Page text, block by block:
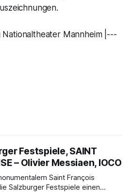
Mannheim |---
Festspiele, SAINT
– Olivier Messiaen, IOCO
Saint François
Salzburger Festspiele einen